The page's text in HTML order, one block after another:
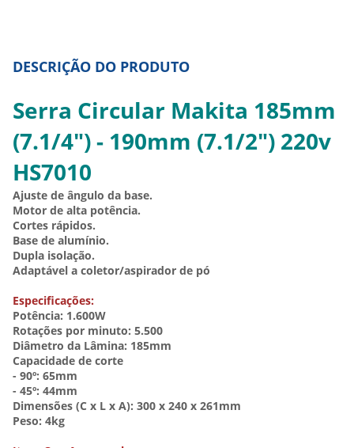
DESCRIÇÃO DO PRODUTO
Serra Circular Makita 185mm
(7.1/4") - 190mm (7.1/2") 220v
HS7010
Ajuste de ângulo da base.
Motor de alta potência.
Cortes rápidos.
Base de alumínio.
Dupla isolação.
Adaptável a coletor/aspirador de pó
Especificações:
Potência: 1.600W
Rotações por minuto: 5.500
Diâmetro da Lâmina: 185mm
Capacidade de corte
- 90º: 65mm
- 45º: 44mm
Dimensões (C x L x A): 300 x 240 x 261mm
Peso: 4kg